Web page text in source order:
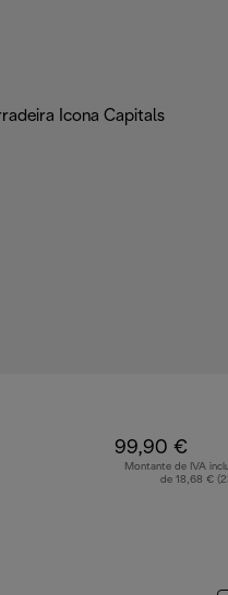
99,90 €
Montante de IVA
de 18,68 €